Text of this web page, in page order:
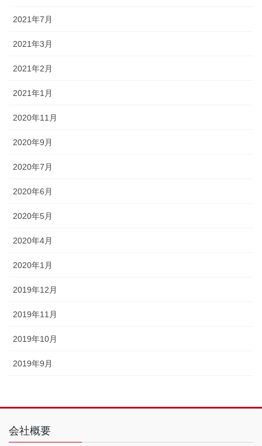
2021年7月
2021年3月
2021年2月
2021年1月
2020年11月
2020年9月
2020年7月
2020年6月
2020年5月
2020年4月
2020年1月
2019年12月
2019年11月
2019年10月
2019年9月
会社概要